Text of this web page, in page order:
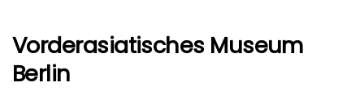
Vorderasiatisches Museum
Berlin